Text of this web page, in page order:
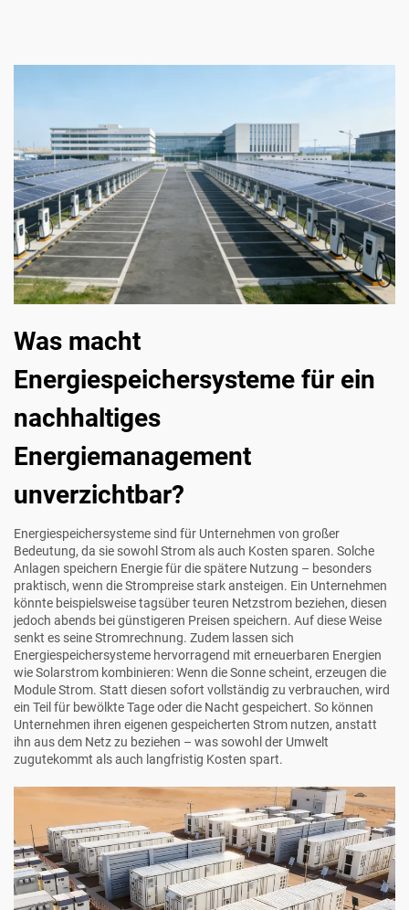
Was macht
Energiespeichersysteme für ein
nachhaltiges
Energiemanagement
unverzichtbar?
Energiespeichersysteme sind für Unternehmen von großer
Bedeutung, da sie sowohl Strom als auch Kosten sparen. Solche
Anlagen speichern Energie für die spätere Nutzung – besonders
praktisch, wenn die Strompreise stark ansteigen. Ein Unternehmen
könnte beispielsweise tagsüber teuren Netzstrom beziehen, diesen
jedoch abends bei günstigeren Preisen speichern. Auf diese Weise
senkt es seine Stromrechnung. Zudem lassen sich
Energiespeichersysteme hervorragend mit erneuerbaren Energien
wie Solarstrom kombinieren: Wenn die Sonne scheint, erzeugen die
Module Strom. Statt diesen sofort vollständig zu verbrauchen, wird
ein Teil für bewölkte Tage oder die Nacht gespeichert. So können
Unternehmen ihren eigenen gespeicherten Strom nutzen, anstatt
ihn aus dem Netz zu beziehen – was sowohl der Umwelt
zugutekommt als auch langfristig Kosten spart.